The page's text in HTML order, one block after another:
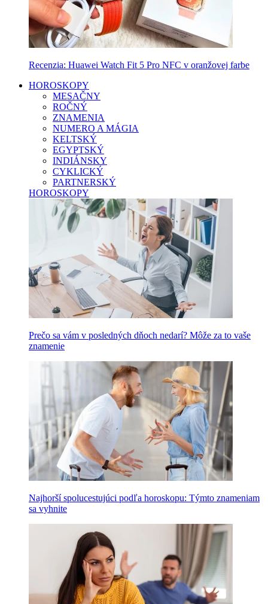
Recenzia: Huawei Watch Fit 5 Pro NFC v oranžovej farbe
HOROSKOPY
MESAČNY
ROČNÝ
ZNAMENIA
NUMERO A MÁGIA
KELTSKÝ
EGYPTSKÝ
INDIÁNSKY
CYKLICKÝ
PARTNERSKÝ
HOROSKOPY
Prečo sa vám v posledných dňoch nedarí? Môže za to vaše
znamenie
Najhorší spolucestujúci podľa horoskopu: Týmto znameniam
sa vyhnite